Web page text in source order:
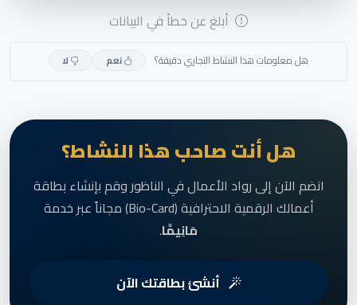
أبلغ عن خطأ في البيانات
هل معلومات هذا النشاط التجاري دقيقة؟ نعم لا
هل أنت صاحب هذا النشاط؟
انضم الآن إلى رواد الأعمال في الناظور وقم بإنشاء بطاقة
أعمالك الرقمية الاحترافية (Bio-Card) مجاناً عبر خدمة
مَانِيمَّا.
أنشئ بطاقتك الآن